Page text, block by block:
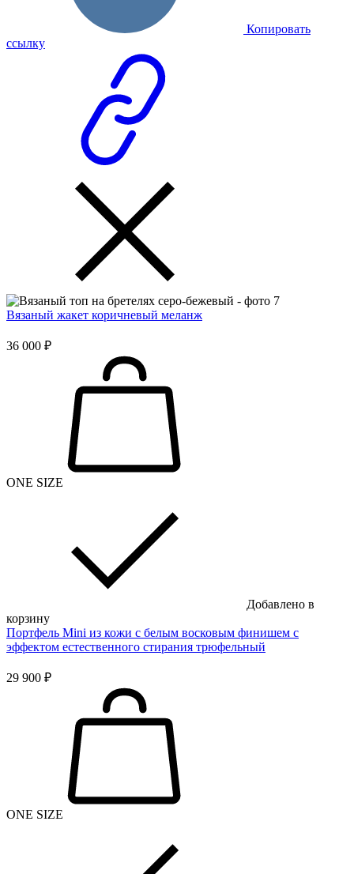
Копировать
ссылку
Вязаный жакет коричневый меланж
36 000 ₽
ONE SIZE
Добавлено в
корзину
Портфель Mini из кожи с белым восковым финишем с
эффектом естественного стирания трюфельный
29 900 ₽
ONE SIZE